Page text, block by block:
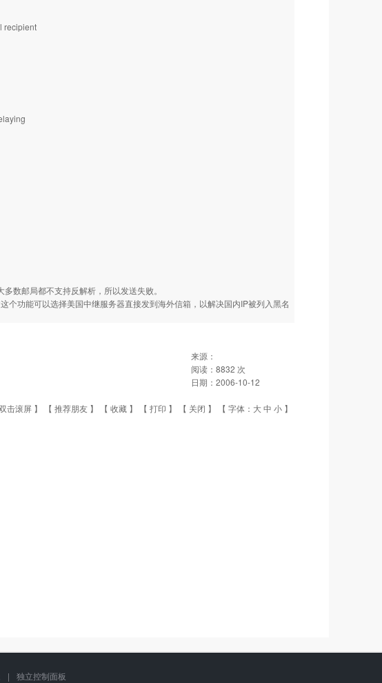
recipient
数邮局都不支持反解析，所以发送失败。
个功能可以选择美国中继服务器直接发到海外信箱，以解决国内IP被列入黑名
来源：
阅读： 8832 次
日期： 2006-10-12
双击滚屏 】 【 推荐朋友 】 【 收藏 】 【 打印 】 【 关闭 】 【 字体： 大中 小 】
| 独立控制面板